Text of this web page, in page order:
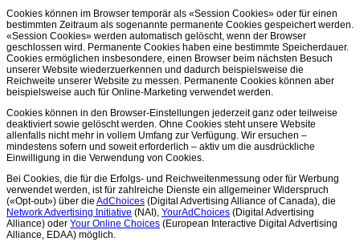
Cookies können im Browser temporär als «Session Cookies» oder für einen
bestimmten Zeitraum als sogenannte permanente Cookies gespeichert werden.
«Session Cookies» werden automatisch gelöscht, wenn der Browser
geschlossen wird. Permanente Cookies haben eine bestimmte Speicherdauer.
Cookies ermöglichen insbesondere, einen Browser beim nächsten Besuch
unserer Website wiederzuerkennen und dadurch beispielsweise die
Reichweite unserer Website zu messen. Permanente Cookies können aber
beispielsweise auch für Online-Marketing verwendet werden.
Cookies können in den Browser-Einstellungen jederzeit ganz oder teilweise
deaktiviert sowie gelöscht werden. Ohne Cookies steht unsere Website
allenfalls nicht mehr in vollem Umfang zur Verfügung. Wir ersuchen –
mindestens sofern und soweit erforderlich – aktiv um die ausdrückliche
Einwilligung in die Verwendung von Cookies.
Bei Cookies, die für die Erfolgs- und Reichweitenmessung oder für Werbung
verwendet werden, ist für zahlreiche Dienste ein allgemeiner Widerspruch
(«Opt-out») über die AdChoices (Digital Advertising Alliance of Canada), die
Network Advertising Initiative (NAI), YourAdChoices (Digital Advertising
Alliance) oder Your Online Choices (European Interactive Digital Advertising
Alliance, EDAA) möglich.